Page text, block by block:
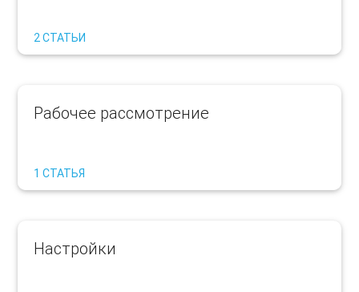
2 СТАТЬИ
Рабочее рассмотрение
1 СТАТЬЯ
Настройки